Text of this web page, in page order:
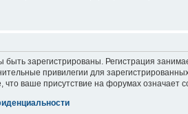
зарегистрированы. Регистрация
привилегии для
ваше присутствие на форумах означает